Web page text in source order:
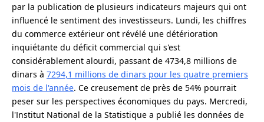
par la publication de plusieurs indicateurs majeurs qui ont
influencé le sentiment des investisseurs. Lundi, les chiffres
du commerce extérieur ont révélé une détérioration
inquiétante du déficit commercial qui s'est
considérablement alourdi, passant de 4734,8 millions de
dinars à 7294,1 millions de dinars pour les quatre premiers
mois de l'année. Ce creusement de près de 54% pourrait
peser sur les perspectives économiques du pays. Mercredi,
l'Institut National de la Statistique a publié les données de